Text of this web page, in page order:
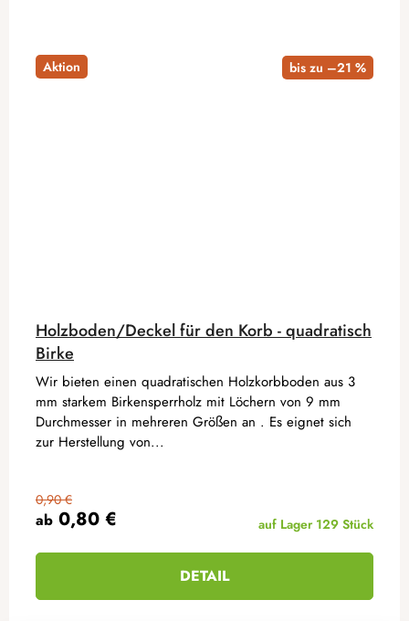
Aktion bis zu –21 %
Holzboden/Deckel für den Korb - quadratisch
Birke
ab 0,80 €
0,90 €
auf Lager 129 Stück
DETAIL
Wir bieten einen quadratischen Holzkorbboden aus 3
mm starkem Birkensperrholz mit Löchern von 9 mm
Durchmesser in mehreren Größen an . Es eignet sich
zur Herstellung von...